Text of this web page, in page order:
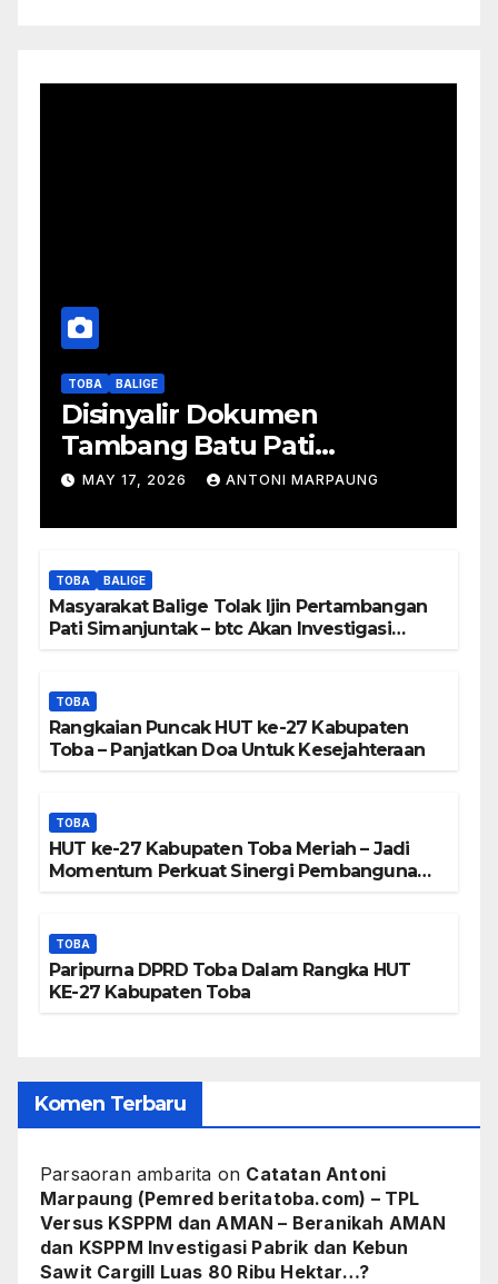
TOBA BALIGE
Disinyalir Dokumen
Tambang Batu Pati
Simanjuntak Palsu – Jerry
Berada Di DTA – Frengki
Pardede : Kami Tidak Miliki
Peta DTA – Tanda Tangan
Masyarakat Diduga
MAY 17, 2026 ANTONI MARPAUNG
TOBA BALIGE
Masyarakat Balige Tolak Ijin Pertambangan
Pati Simanjuntak – btc Akan Investigasi
TOBA
Rangkaian Puncak HUT ke-27 Kabupaten
Toba – Panjatkan Doa Untuk Kesejahteraan
TOBA
HUT ke-27 Kabupaten Toba Meriah – Jadi
Momentum Perkuat Sinergi Pembangunan
TOBA
Paripurna DPRD Toba Dalam Rangka HUT
KE-27 Kabupaten Toba
Komen Terbaru
Parsaoran ambarita on Catatan Antoni
Marpaung (Pemred beritatoba.com) – TPL
Versus KSPPM dan AMAN – Beranikah AMAN
dan KSPPM Investigasi Pabrik dan Kebun
Sawit Cargill Luas 80 Ribu Hektar…?